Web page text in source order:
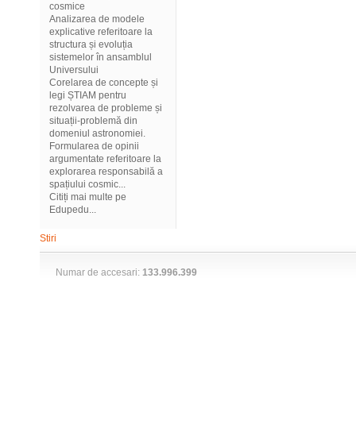
cosmice
Analizarea de modele
explicative referitoare la
structura și evoluția
sistemelor în ansamblul
Universului
Corelarea de concepte și
legi ȘTIAM pentru
rezolvarea de probleme și
situații-problemă din
domeniul astronomiei.
Formularea de opinii
argumentate referitoare la
explorarea responsabilă a
spațiului cosmic...
Citiți mai multe pe
Edupedu...
Stiri
Numar de accesari: 133.996.399